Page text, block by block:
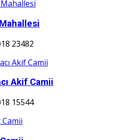
23482
Akif Camii
15544